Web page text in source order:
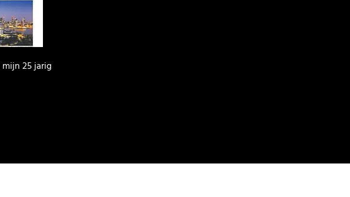
25 jarig